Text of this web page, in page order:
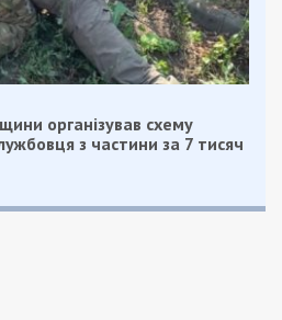
організував схему
з частини за 7 тисяч